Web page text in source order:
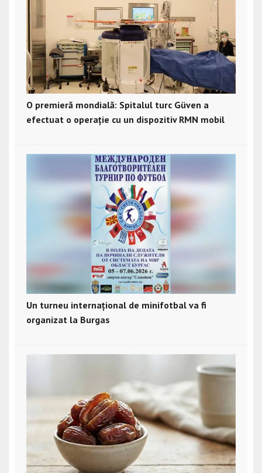
O premieră mondială: Spitalul turc Güven a
efectuat o operație cu un dispozitiv RMN mobil
Un turneu internațional de minifotbal va fi
organizat la Burgas